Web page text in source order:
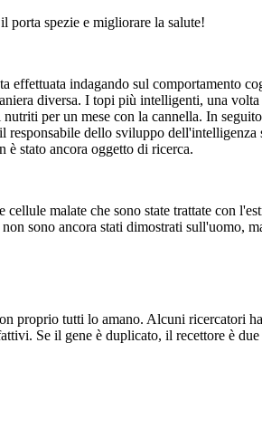
porta spezie e migliorare la salute!
effettuata indagando sul comportamento
diversa. I topi più intelligenti, una
per un mese con la cannella. In
dello sviluppo
è stato ancora oggetto di ricerca.
malate che sono state trattate con
sono ancora stati dimostrati sull'uomo,
proprio tutti lo amano. Alcuni ricercatori
Se il gene è duplicato, il recettore è